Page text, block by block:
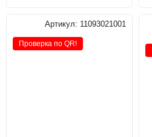
Артикул: 11093021001
Проверка по QR!